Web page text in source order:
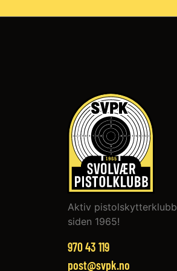
Aktiv pistolskytterklubb
siden 1965!
970 43 119‬
post@svpk.no